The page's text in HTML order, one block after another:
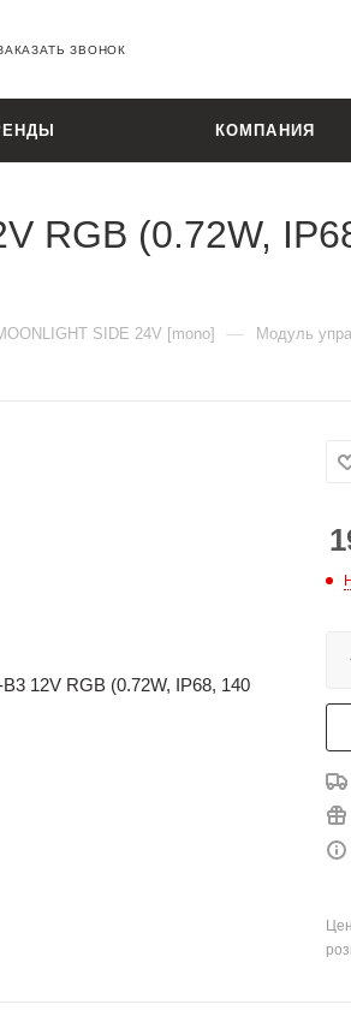
ЗВОНОК
КОМПАНИЯ
RGB (0.72W,
SIDE 24V [mono] — Модуль